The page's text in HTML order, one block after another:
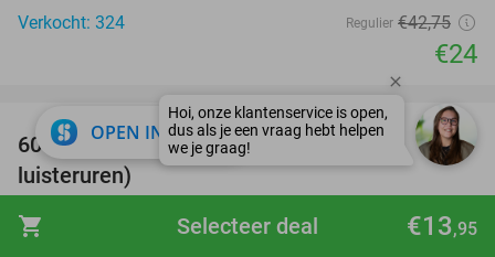
shopping_cart €13,95
Selecteer deal
Verkocht: 324
Regulier €42,75
€24
100%
60 dagen luisterboeken en e-books (20
luisteruren)
Nextory
Amsterdam
OPEN IN APP close